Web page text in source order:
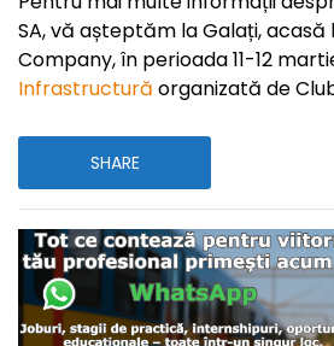
SA, vă așteptăm la Galați, acasă
Company, în perioada 11-12
Infrastructură organizată de
SHARE